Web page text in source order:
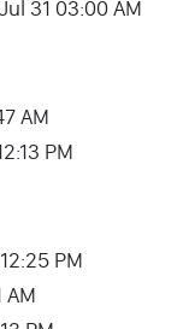
31 03:00 AM
AM
PM
PM
AM